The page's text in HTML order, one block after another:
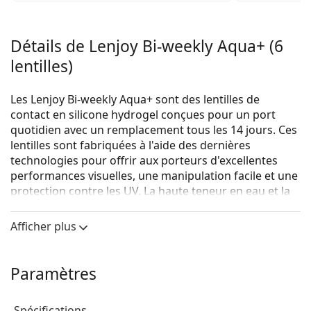
Détails de Lenjoy Bi-weekly Aqua+ (6
lentilles)
Les Lenjoy Bi-weekly Aqua+ sont des lentilles de
contact en silicone hydrogel conçues pour un port
quotidien avec un remplacement tous les 14 jours. Ces
lentilles sont fabriquées à l'aide des dernières
technologies pour offrir aux porteurs d'excellentes
performances visuelles, une manipulation facile et une
protection contre les UV. La haute teneur en eau et la
port exceptionnel. Le rapport qualité/prix optimal fait
de Lenjoy Bi-weekly Aqua+ un choix de lentilles de
Quels sont les principaux avantages des lentilles de
Afficher plus
Paramètres